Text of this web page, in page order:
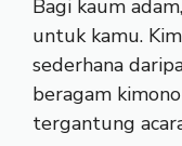
Bagi kaum
untuk kamu.
sederhana
beragam
tergantung